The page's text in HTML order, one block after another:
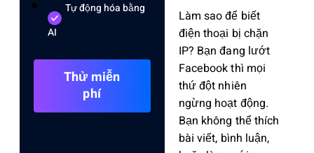
Tự động hóa bằng
AI
Thử miễn
phí
Làm sao để biết
điện thoại bị chặn
IP? Bạn đang lướt
Facebook thì mọi
thứ đột nhiên
ngừng hoạt động.
Bạn không thể thích
bài viết, bình luận,